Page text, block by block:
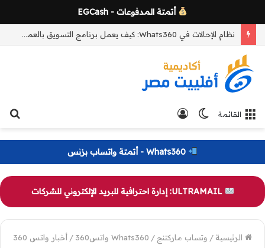
أتمتة المدفوعات - EGCash
كيف يعمل نظام الإحالات في Whats360؟ شرح التتبع والعمولات وزيادة العملاء خطوة بخطوة
القائمة
الوضع
ULTRAMAIL: إدارة احترافية للبريد الإلكتروني للشركات
الرئيسية / وتساب ماركتنج / Whats360 واتس360 / أخبار واتس 360